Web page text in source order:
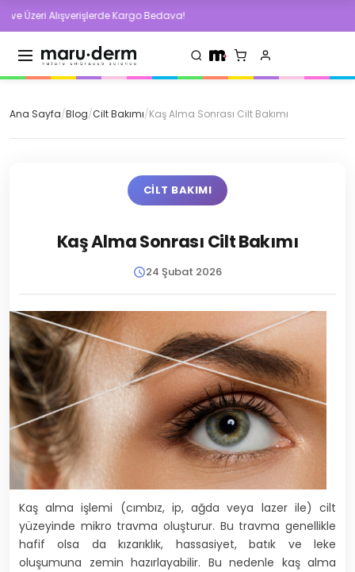
Kargo Bedava!
Ana Sayfa/Blog/Cilt Bakımı/Kaş Alma Sonrası Cilt Bakımı
CILT BAKIMI
Kaş Alma Sonrası Cilt Bakımı
24 Şubat 2026
Kaş alma işlemi (cımbız, ip, ağda veya lazer ile) cilt
yüzeyinde mikro travma oluşturur. Bu travma genellikle
hafif olsa da kızarıklık, hassasiyet, batık ve leke
oluşumuna zemin hazırlayabilir. Bu nedenle kaş alma